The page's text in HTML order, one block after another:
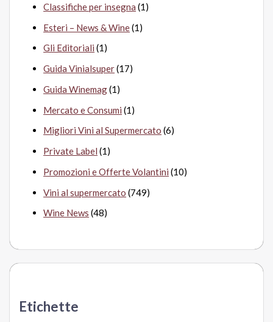
Classifiche per insegna (1)
Esteri – News & Wine(1)
Gli Editoriali (1)
Guida Vinialsuper(17)
Guida Winemag(1)
Mercato e Consumi (1)
Migliori Vini al Supermercato (6)
Private Label (1)
Promozioni e Offerte Volantini (10)
Vini al supermercato (749)
Wine News (48)
Etichette